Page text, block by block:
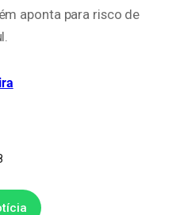
aponta para risco de